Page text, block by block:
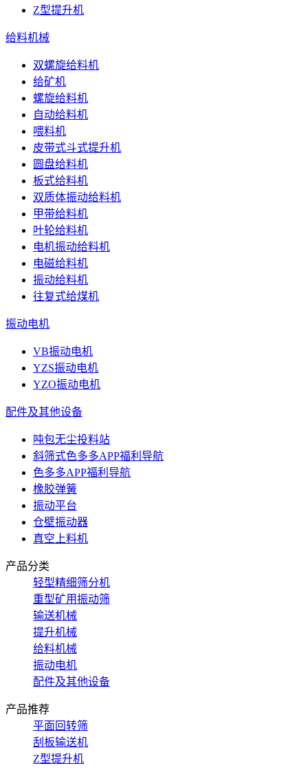
Z型提升机
给料机械
双螺旋给料机
给矿机
螺旋给料机
自动给料机
喂料机
皮带式斗式提升机
圆盘给料机
板式给料机
双质体振动给料机
甲带给料机
叶轮给料机
电机振动给料机
电磁给料机
振动给料机
往复式给煤机
振动电机
VB振动电机
YZS振动电机
YZO振动电机
配件及其他设备
吨包无尘投料站
斜筛式色多多APP福利导航
色多多APP福利导航
橡胶弹簧
振动平台
仓壁振动器
真空上料机
产品分类
轻型精细筛分机
重型矿用振动筛
输送机械
提升机械
给料机械
振动电机
配件及其他设备
产品推荐
平面回转筛
刮板输送机
Z型提升机